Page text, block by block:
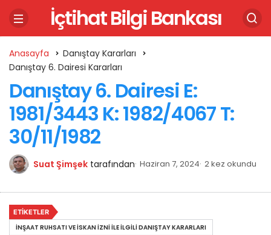
İçtihat Bilgi Bankası
Anasayfa
Danıştay Kararları
Danıştay 6. Dairesi Kararları
Danıştay 6. Dairesi E:
1981/3443 K: 1982/4067 T:
30/11/1982
Suat Şimşek tarafından Haziran 7, 2024 2 kez okundu
ETIKETLER
İNŞAAT RUHSATI VE İSKAN İZNI ILE İLGILI DANIŞTAY KARARLARI